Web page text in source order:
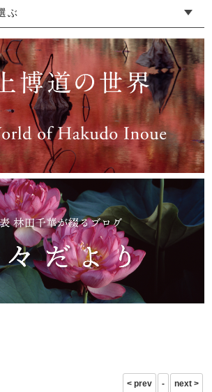
めデザイン
クスデザイン
ぶ
帳
ズ
ズ